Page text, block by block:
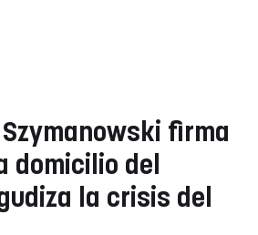
firma
domicilio del
la crisis del